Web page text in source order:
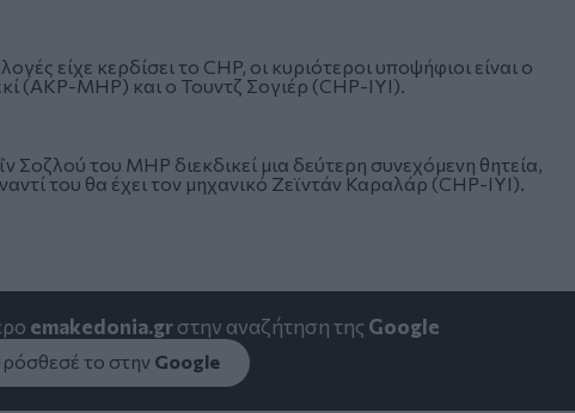
είχε κερδίσει το CHP, οι κυριότεροι υποψήφιοι είναι ο
(AKP-MHP) και ο Τουντζ Σογιέρ (CHP-IYI).
του MHP διεκδικεί μια δεύτερη συνεχόμενη θητεία,
του θα έχει τον μηχανικό Ζεϊντάν Καραλάρ (CHP-IYI).
emakedonia.grστην αναζήτηση της Google
το στην Google